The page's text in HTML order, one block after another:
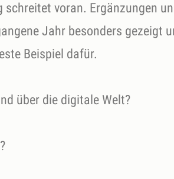
voran. Ergänzungen
Jahr besonders gezeigt
Beispiel dafür.
über die digitale Welt?